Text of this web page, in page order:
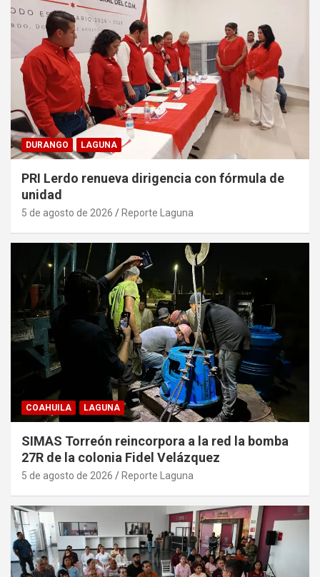
DURANGO LAGUNA
PRI Lerdo renueva dirigencia con fórmula de
unidad
5 de agosto de 2026 Reporte Laguna
COAHUILA LAGUNA
SIMAS Torreón reincorpora a la red la bomba
27R de la colonia Fidel Velázquez
5 de agosto de 2026 Reporte Laguna